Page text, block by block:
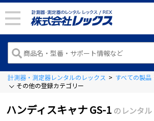
計測器・測定器レンタルのレックス > すべての製品
その他の登録カテゴリー
ハンディスキャナ GS-1 のレンタル